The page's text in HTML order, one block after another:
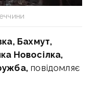
Бахмут,
Новосілка,
повідомляє